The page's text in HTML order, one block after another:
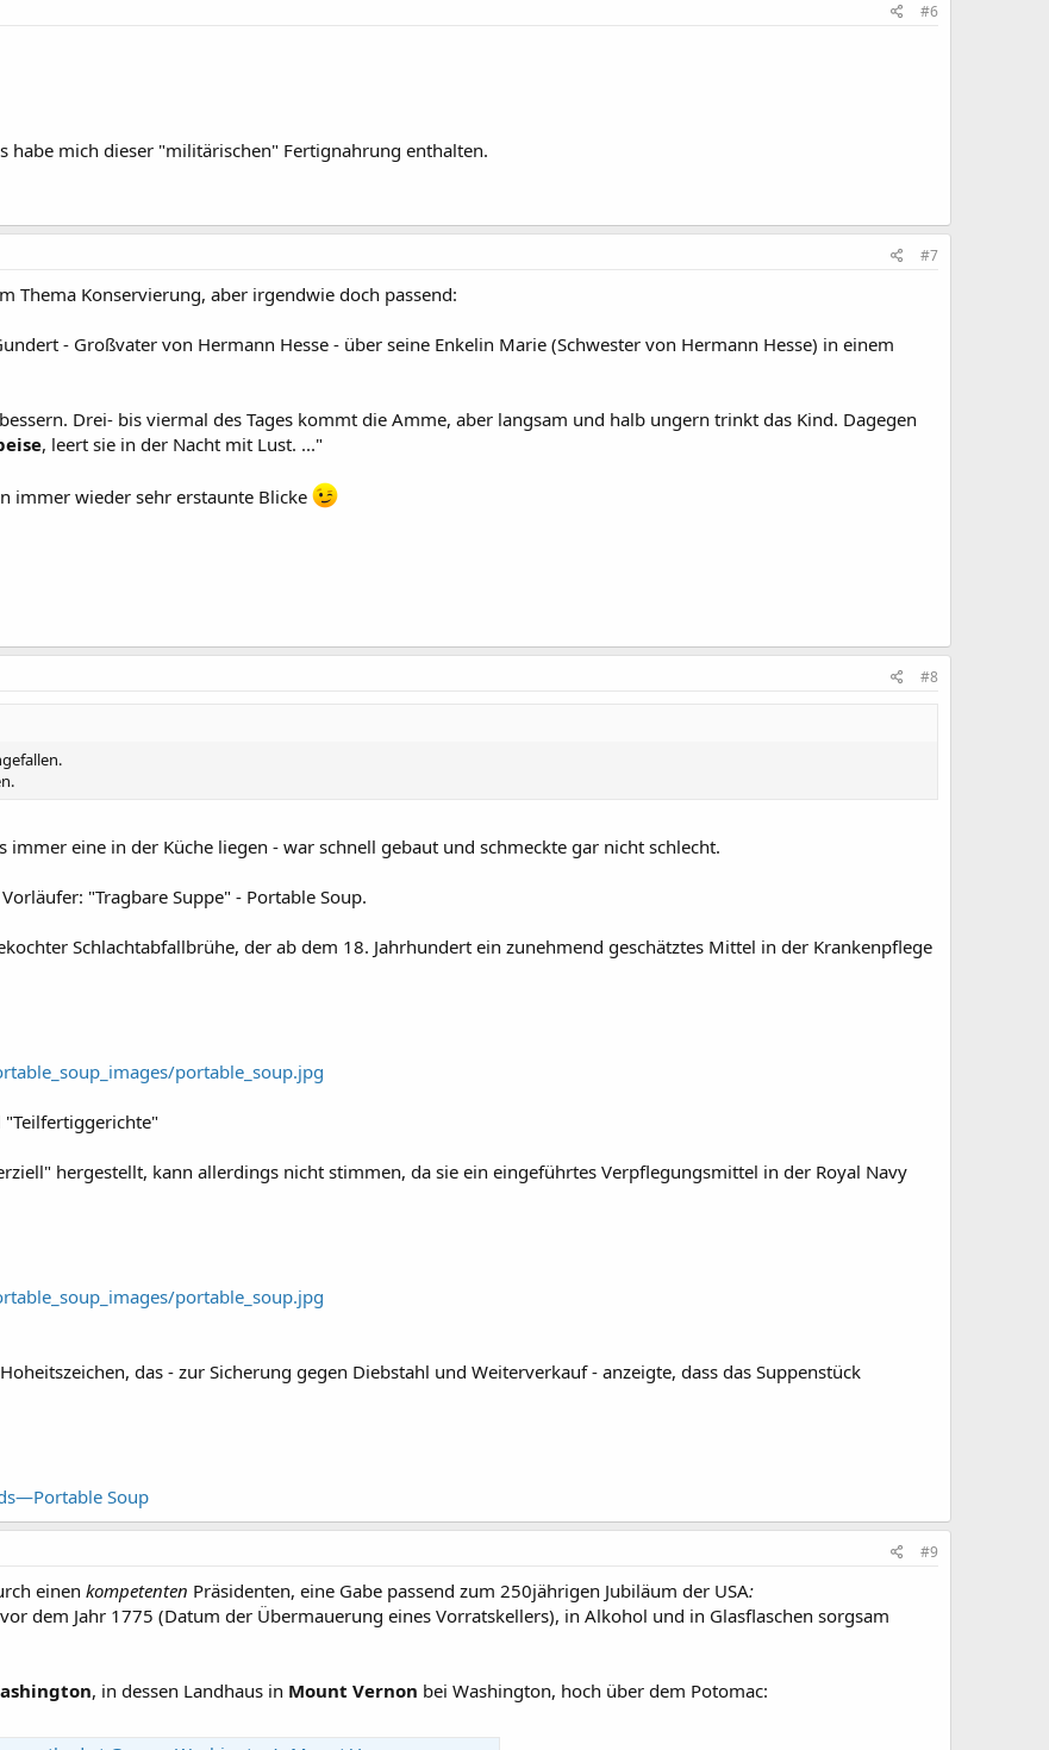
#6
habe mich dieser "militärischen" Fertignahrung enthalten.
#7
Thema Konservierung, aber irgendwie doch passend:
- Großvater von Hermann Hesse - über seine Enkelin Marie (Schwester von Hermann Hesse) in einem
Drei- bis viermal des Tages kommt die Amme, aber langsam und halb ungern trinkt das Kind. Dagegen
, leert sie in der Nacht mit Lust. ..."
immer wieder sehr erstaunte Blicke
#8
immer eine in der Küche liegen - war schnell gebaut und schmeckte gar nicht schlecht.
"Tragbare Suppe" - Portable Soup.
Schlachtabfallbrühe, der ab dem 18. Jahrhundert ein zunehmend geschätztes Mittel in der Krankenpflege
portable_soup.jpg
"Teilfertiggerichte"
hergestellt, kann allerdings nicht stimmen, da sie ein eingeführtes Verpflegungsmittel in der Royal Navy
portable_soup.jpg
das - zur Sicherung gegen Diebstahl und Weiterverkauf - anzeigte, dass das Suppenstück
Soup
#9
einen kompetenten Präsidenten, eine Gabe passend zum 250jährigen Jubiläum der USA:
dem Jahr 1775 (Datum der Übermauerung eines Vorratskellers), in Alkohol und in Glasflaschen sorgsam
, in dessen Landhaus in Mount Vernon bei Washington, hoch über dem Potomac: